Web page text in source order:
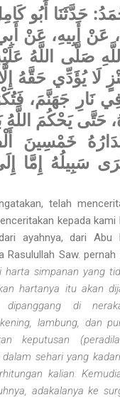
حَدَّثَنَا أَبُو
عَنْ أَبِيهِ، عَنْ
صَلَّى اللَّهُ
لَا يُؤَدِّي حَقَّهُ
نَارِ جَهَنَّمَ،
حَتَّى يَحْكُمَ اللَّهُ
خَمْسِينَ
سَبِيلُهُ إِمَّا
telah
kepada kami
ayahnya, dari Abu
Rasulullah Saw. pernah
harta simpanan yang
hartanya itu akan
dipanggang di
lambung, dan
keputusan
dalam sehari yang
kalian.
adakalanya ke